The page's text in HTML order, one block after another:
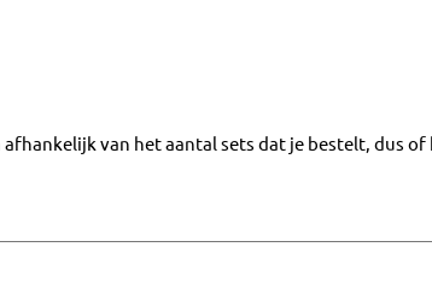
van het aantal sets dat je bestelt, dus